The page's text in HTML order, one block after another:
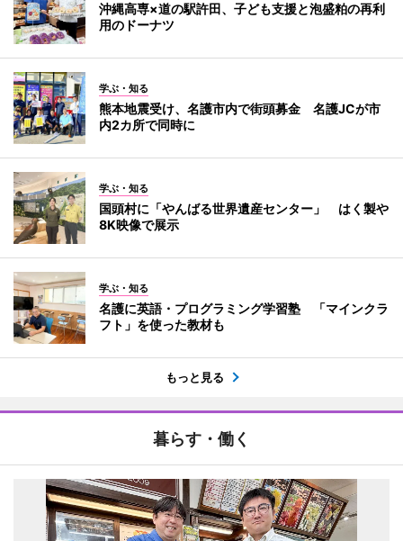
沖縄高専×道の駅許田、子ども支援と泡盛粕の再利
用のドーナツ
学ぶ・知る
熊本地震受け、名護市内で街頭募金 名護JCが市
内2カ所で同時に
学ぶ・知る
国頭村に「やんばる世界遺産センター」 はく製や
8K映像で展示
学ぶ・知る
名護に英語・プログラミング学習塾 「マインクラ
フト」を使った教材も
もっと見る
暮らす・働く